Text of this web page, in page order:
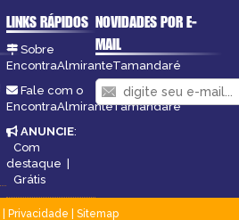
LINKS RÁPIDOS
Sobre
EncontraAlmiranteTamandaré
Fale com o
EncontraAlmiranteTamandaré
ANUNCIE:
Com
destaque |
Grátis
NOVIDADES POR E-
MAIL
| Privacidade
Sitemap